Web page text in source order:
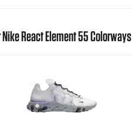
Nike React Element 55 Colorways